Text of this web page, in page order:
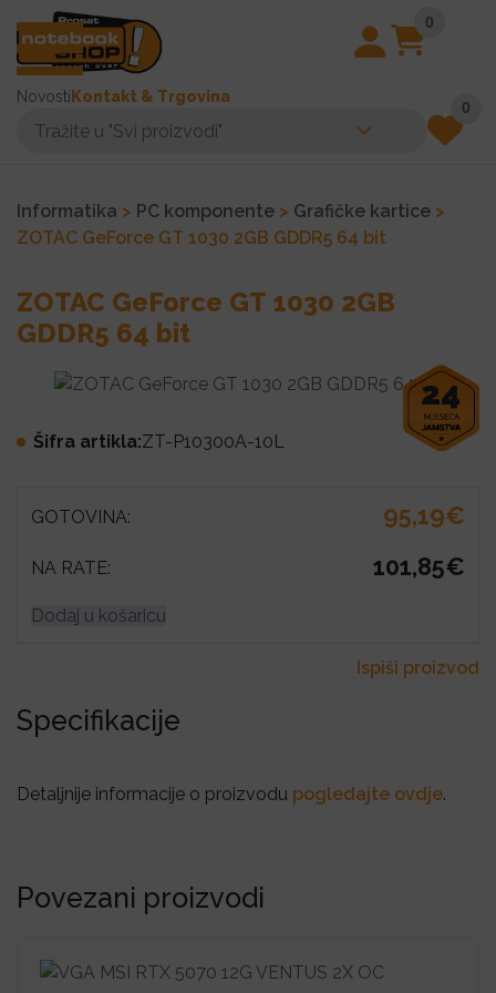
0
Novosti Kontakt & Trgovina
0
Informatika > PC komponente > Grafičke kartice >
ZOTAC GeForce GT 1030 2GB GDDR5 64 bit
ZOTAC GeForce GT 1030 2GB
GDDR5 64 bit
Šifra artikla:ZT-P10300A-10L
GOTOVINA: 95,19€
NA RATE: 101,85€
Dodaj u košaricu
Ispiši proizvod
Specifikacije
Povezani proizvodi
24
Detaljnije informacije o proizvodu pogledajte ovdje.